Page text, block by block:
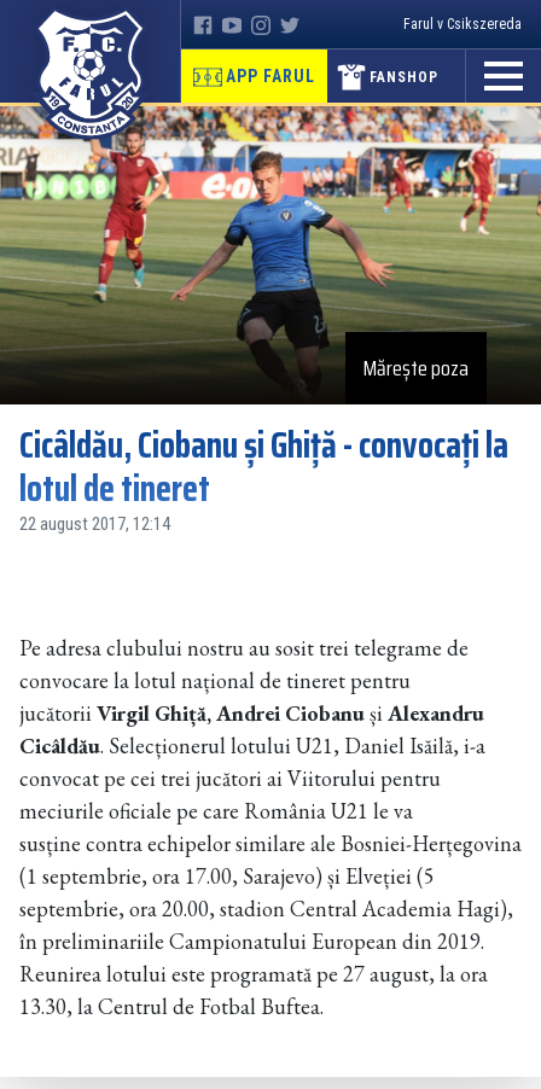
Farul v Csikszereda
APP FARUL FANSHOP
Mărește poza
Cicâldău, Ciobanu și Ghiță - convocați la
lotul de tineret
22 august 2017, 12:14
Pe adresa clubului nostru au sosit trei telegrame de
convocare la lotul național de tineret pentru
jucătoriiVirgil Ghiță, Andrei CiobanușiAlexandru
Cicâldău. Selecționerul lotului U21, Daniel Isăilă, i-a
convocat pe cei trei jucători ai Viitorului pentru
meciurile oficiale pe care România U21 le va
susține contra echipelor similare ale Bosniei-Herțegovina
(1 septembrie, ora 17.00, Sarajevo) și Elveției (5
septembrie, ora 20.00, stadion Central Academia Hagi),
în preliminariile Campionatului European din 2019.
Reunirea lotului este programată pe 27 august, la ora
13.30, la Centrul de Fotbal Buftea.